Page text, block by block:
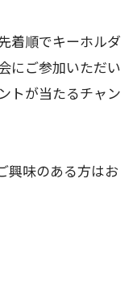
着順でキーホルダ
にご参加いただい
トが当たるチャン
興味のある方はお